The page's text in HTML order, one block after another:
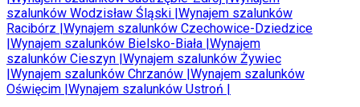
szalunków Wodzisław Śląski Wynajem szalunków
Racibórz Wynajem szalunków Czechowice-Dziedzice
Wynajem szalunków Bielsko-Biała Wynajem
szalunków Cieszyn Wynajem szalunków Żywiec
Wynajem szalunków Chrzanów Wynajem szalunków
Oświęcim Wynajem szalunków Ustroń